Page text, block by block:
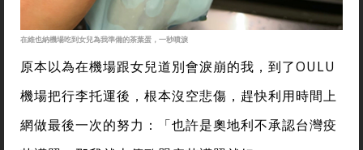
在維也納機場吃到女兒為我準備的茶葉蛋，一秒噴淚
原本以為在機場跟女兒道別會淚崩的我，到了OULU
機場把行李托運後，根本沒空悲傷，趕快利用時間上
網做最後一次的努力：「也許是奧地利不承認台灣疫